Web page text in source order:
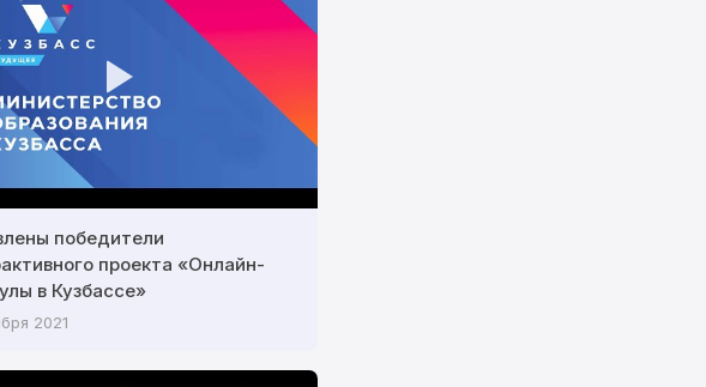
победители
проекта «Онлайн-
в Кузбассе»
2021